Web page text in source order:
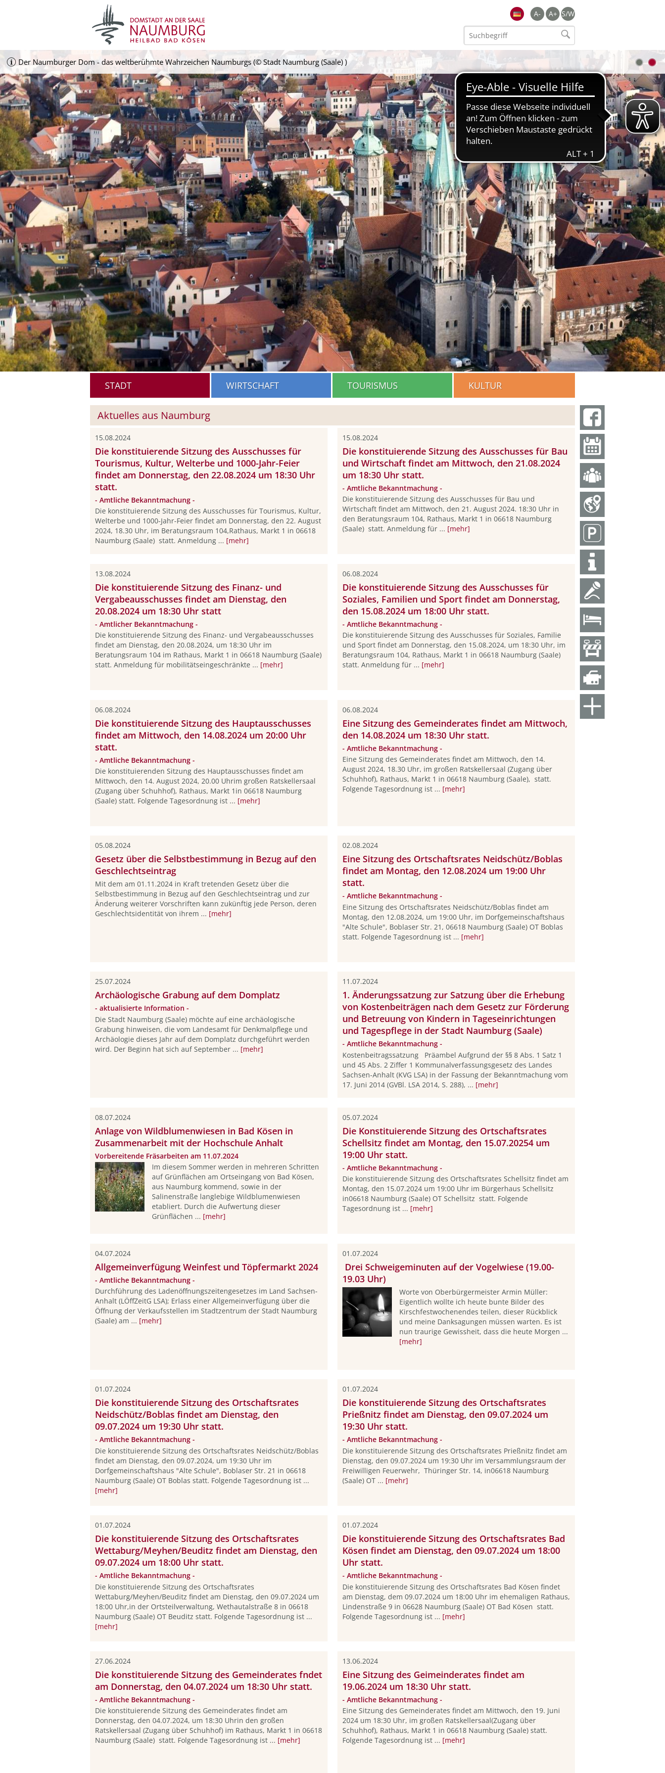
A- A+ S/W
Der Naumburger Dom - das weltberühmte Wahrzeichen Naumburgs (© Stadt Naumburg (Saale) )
STADT WIRTSCHAFT TOURISMUS KULTUR
Aktuelles aus Naumburg
15.08.2024
Die konstituierende Sitzung des Ausschusses für
Tourismus, Kultur, Welterbe und 1000-Jahr-Feier
findet am Donnerstag, den 22.08.2024 um 18:30 Uhr
statt.
- Amtliche Bekanntmachung -
Die konstituierende Sitzung des Ausschusses für Tourismus, Kultur,
Welterbe und 1000-Jahr-Feier findet am Donnerstag, den 22. August
2024, 18.30 Uhr, im Beratungsraum 104,Rathaus, Markt 1 in 06618
Naumburg (Saale) statt. Anmeldung ... [mehr]
15.08.2024
Die konstituierende Sitzung des Ausschusses für Bau
und Wirtschaft findet am Mittwoch, den 21.08.2024
um 18:30 Uhr statt.
- Amtliche Bekanntmachung -
Die konstituierende Sitzung des Ausschusses für Bau und
Wirtschaft findet am Mittwoch, den 21. August 2024. 18:30 Uhr in
den Beratungsraum 104, Rathaus, Markt 1 in 06618 Naumburg
(Saale) statt. Anmeldung für ... [mehr]
13.08.2024
Die konstituierende Sitzung des Finanz- und
Vergabeausschusses findet am Dienstag, den
20.08.2024 um 18:30 Uhr statt
- Amtlicher Bekanntmachung -
Die konstituierende Sitzung des Finanz- und Vergabeausschusses
findet am Dienstag, den 20.08.2024, um 18:30 Uhr im
Beratungsraum 104 im Rathaus, Markt 1 in 06618 Naumburg (Saale)
statt. Anmeldung für mobilitätseingeschränkte ... [mehr]
06.08.2024
Die konstituierende Sitzung des Ausschusses für
Soziales, Familien und Sport findet am Donnerstag,
den 15.08.2024 um 18:00 Uhr statt.
- Amtliche Bekanntmachung -
Die konstituierende Sitzung des Ausschusses für Soziales, Familie
und Sport findet am Donnerstag, den 15.08.2024, um 18:30 Uhr, im
Beratungsraum 104, Rathaus, Markt 1 in 06618 Naumburg (Saale)
statt. Anmeldung für ... [mehr]
06.08.2024
Die konstituierende Sitzung des Hauptausschusses
findet am Mittwoch, den 14.08.2024 um 20:00 Uhr
statt.
- Amtliche Bekanntmachung -
Die konstituierenden Sitzung des Hauptausschusses findet am
Mittwoch, den 14. August 2024, 20.00 Uhrim großen Ratskellersaal
(Zugang über Schuhhof), Rathaus, Markt 1in 06618 Naumburg
(Saale) statt. Folgende Tagesordnung ist ... [mehr]
06.08.2024
Eine Sitzung des Gemeinderates findet am Mittwoch,
den 14.08.2024 um 18:30 Uhr statt.
- Amtliche Bekanntmachung -
Eine Sitzung des Gemeinderates findet am Mittwoch, den 14.
August 2024, 18.30 Uhr, im großen Ratskellersaal (Zugang über
Schuhhof), Rathaus, Markt 1 in 06618 Naumburg (Saale), statt.
Folgende Tagesordnung ist ... [mehr]
05.08.2024
Gesetz über die Selbstbestimmung in Bezug auf den
Geschlechtseintrag
Mit dem am 01.11.2024 in Kraft tretenden Gesetz über die
Selbstbestimmung in Bezug auf den Geschlechtseintrag und zur
Änderung weiterer Vorschriften kann zukünftig jede Person, deren
Geschlechtsidentität von ihrem ... [mehr]
02.08.2024
Eine Sitzung des Ortschaftsrates Neidschütz/Boblas
findet am Montag, den 12.08.2024 um 19:00 Uhr
statt.
- Amtliche Bekanntmachung -
Eine Sitzung des Ortschaftsrates Neidschütz/Boblas findet am
Montag, den 12.08.2024, um 19:00 Uhr, im Dorfgemeinschaftshaus
"Alte Schule", Boblaser Str. 21, 06618 Naumburg (Saale) OT Boblas
statt. Folgende Tagesordnung ist ... [mehr]
25.07.2024
Archäologische Grabung auf dem Domplatz
- aktualisierte Information -
Die Stadt Naumburg (Saale) möchte auf eine archäologische
Grabung hinweisen, die vom Landesamt für Denkmalpflege und
Archäologie dieses Jahr auf dem Domplatz durchgeführt werden
wird. Der Beginn hat sich auf September ... [mehr]
11.07.2024
1. Änderungssatzung zur Satzung über die Erhebung
von Kostenbeiträgen nach dem Gesetz zur Förderung
und Betreuung von Kindern in Tageseinrichtungen
und Tagespflege in der Stadt Naumburg (Saale)
- Amtliche Bekanntmachung -
Kostenbeitragssatzung Präambel Aufgrund der §§ 8 Abs. 1 Satz 1
und 45 Abs. 2 Ziffer 1 Kommunalverfassungsgesetz des Landes
Sachsen-Anhalt (KVG LSA) in der Fassung der Bekanntmachung vom
17. Juni 2014 (GVBl. LSA 2014, S. 288), ... [mehr]
08.07.2024
Anlage von Wildblumenwiesen in Bad Kösen in
Zusammenarbeit mit der Hochschule Anhalt
Vorbereitende Fräsarbeiten am 11.07.2024
Im diesem Sommer werden in mehreren Schritten
auf Grünflächen am Ortseingang von Bad Kösen,
aus Naumburg kommend, sowie in der
Salinenstraße langlebige Wildblumenwiesen
etabliert. Durch die Aufwertung dieser
Grünflächen ... [mehr]
05.07.2024
Die Konstituierende Sitzung des Ortschaftsrates
Schellsitz findet am Montag, den 15.07.20254 um
19:00 Uhr statt.
- Amtliche Bekanntmachung -
Die konstituierende Sitzung des Ortschaftsrates Schellsitz findet am
Montag, den 15.07.2024 um 19:00 Uhr im Bürgerhaus Schellsitz
in06618 Naumburg (Saale) OT Schellsitz statt. Folgende
Tagesordnung ist ... [mehr]
04.07.2024
Allgemeinverfügung Weinfest und Töpfermarkt 2024
- Amtliche Bekanntmachung -
Durchführung des Ladenöffnungszeitengesetzes im Land Sachsen-
Anhalt (LÖffZeitG LSA); Erlass einer Allgemeinverfügung über die
Öffnung der Verkaufsstellen im Stadtzentrum der Stadt Naumburg
(Saale) am ... [mehr]
01.07.2024
Drei Schweigeminuten auf der Vogelwiese (19.00-
19.03 Uhr)
Worte von Oberbürgermeister Armin Müller:
Eigentlich wollte ich heute bunte Bilder des
Kirschfestwochenendes teilen, dieser Rückblick
und meine Danksagungen müssen warten. Es ist
nun traurige Gewissheit, dass die heute Morgen ...
[mehr]
01.07.2024
Die konstituierende Sitzung des Ortschaftsrates
Neidschütz/Boblas findet am Dienstag, den
09.07.2024 um 19:30 Uhr statt.
- Amtliche Bekanntmachung -
Die konstituierende Sitzung des Ortschaftsrates Neidschütz/Boblas
findet am Dienstag, den 09.07.2024, um 19:30 Uhr im
Dorfgemeinschaftshaus "Alte Schule", Boblaser Str. 21 in 06618
Naumburg (Saale) OT Boblas statt. Folgende Tagesordnung ist ...
[mehr]
01.07.2024
Die konstituierende Sitzung des Ortschaftsrates
Prießnitz findet am Dienstag, den 09.07.2024 um
19:30 Uhr statt.
- Amtliche Bekanntmachung -
Die konstituierende Sitzung des Ortschaftsrates Prießnitz findet am
Dienstag, den 09.07.2024 um 19:30 Uhr im Versammlungsraum der
Freiwilligen Feuerwehr, Thüringer Str. 14, in06618 Naumburg
(Saale) OT ... [mehr]
01.07.2024
Die konstituierende Sitzung des Ortschaftsrates
Wettaburg/Meyhen/Beuditz findet am Dienstag, den
09.07.2024 um 18:00 Uhr statt.
- Amtliche Bekanntmachung -
Die konstituierende Sitzung des Ortschaftsrates
Wettaburg/Meyhen/Beuditz findet am Dienstag, den 09.07.2024 um
18:00 Uhr,in der Ortsteilverwaltung, Wethautalstraße 8 in 06618
Naumburg (Saale) OT Beuditz statt. Folgende Tagesordnung ist ...
[mehr]
01.07.2024
Die konstituierende Sitzung des Ortschaftsrates Bad
Kösen findet am Dienstag, den 09.07.2024 um 18:00
Uhr statt.
- Amtliche Bekanntmachung -
Die konstituierende Sitzung des Ortschaftsrates Bad Kösen findet
am Dienstag, dem 09.07.2024 um 18:00 Uhr im ehemaligen Rathaus,
Lindenstraße 9 in 06628 Naumburg (Saale) OT Bad Kösen statt.
Folgende Tagesordnung ist ... [mehr]
27.06.2024
Die konstituierende Sitzung des Gemeinderates fndet
am Donnerstag, den 04.07.2024 um 18:30 Uhr statt.
- Amtliche Bekanntmachung -
Die konstituierende Sitzung des Gemeinderates findet am
Donnerstag, den 04.07.2024, um 18:30 Uhrin den großen
Ratskellersaal (Zugang über Schuhhof) im Rathaus, Markt 1 in 06618
Naumburg (Saale) statt. Folgende Tagesordnung ist ... [mehr]
13.06.2024
Eine Sitzung des Geimeinderates findet am
19.06.2024 um 18:30 Uhr statt.
- Amtliche Bekanntmachung -
Eine Sitzung des Gemeinderates findet am Mittwoch, den 19. Juni
2024 um 18:30 Uhr, im großen Ratskellersaal(Zugang über
Schuhhof), Rathaus, Markt 1 in 06618 Naumburg (Saale) statt.
Folgende Tagesordnung ist ... [mehr]